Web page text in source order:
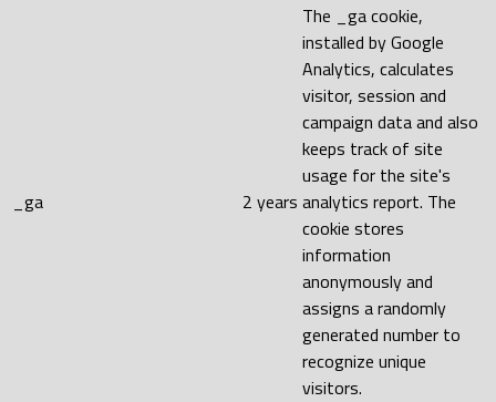
_ga 2 years
The _ga cookie,
installed by Google
Analytics, calculates
visitor, session and
campaign data and also
keeps track of site
usage for the site's
analytics report. The
cookie stores
information
anonymously and
assigns a randomly
generated number to
recognize unique
visitors.